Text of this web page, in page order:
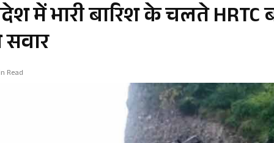
में भारी बारिश के चलते
सवार
Read